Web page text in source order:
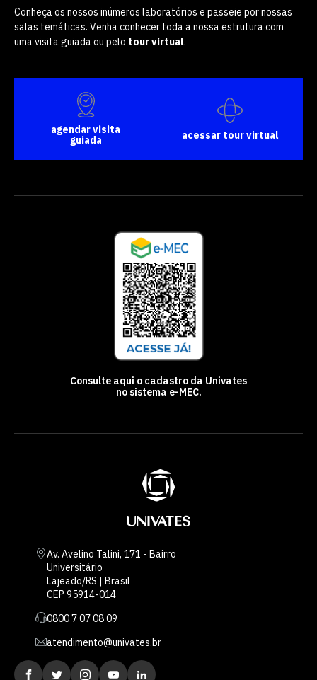
Conheça os nossos inúmeros laboratórios e passeie por nossas
salas temáticas. Venha conhecer toda a nossa estrutura com
uma visita guiada ou pelo tour virtual.
agendar visita
guiada
acessar tour virtual
Consulte aqui o cadastro da Univates
no sistema e-MEC.
Av. Avelino Talini, 171 - Bairro
Universitário
Lajeado/RS | Brasil
CEP 95914-014
0800 7 07 08 09
atendimento@univates.br